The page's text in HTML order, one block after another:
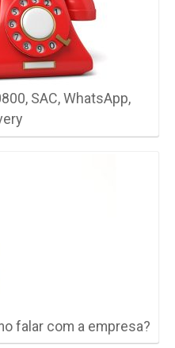
SAC, WhatsApp,
falar com a empresa?